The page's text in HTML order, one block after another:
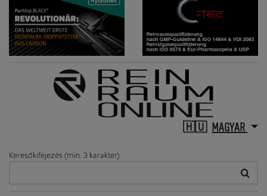
MAGYAR
Keresőkifejezés (min. 3 karakter)